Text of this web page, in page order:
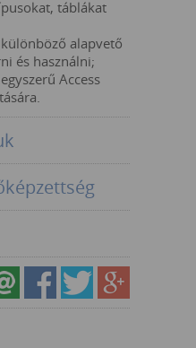
táblákat
alapvető
és használni;
Access